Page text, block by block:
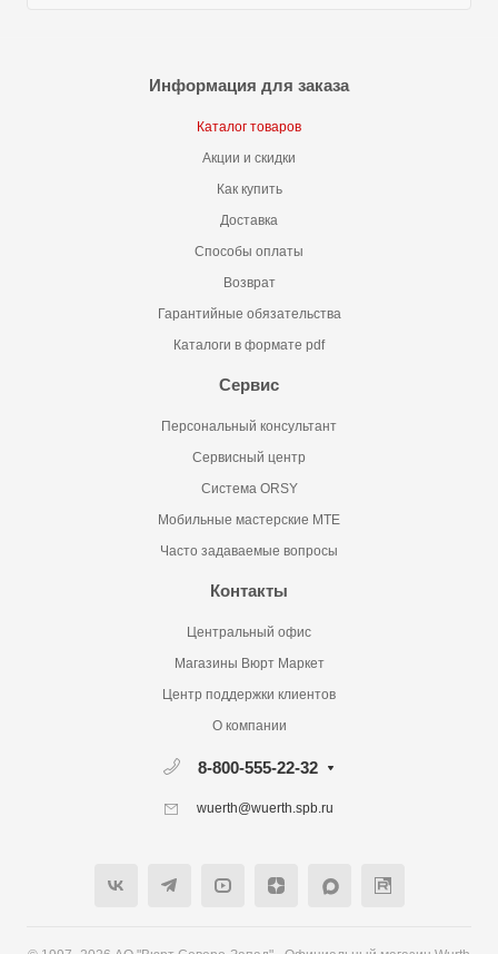
Информация для заказа
Каталог товаров
Акции и скидки
Как купить
Доставка
Способы оплаты
Возврат
Гарантийные обязательства
Каталоги в формате pdf
Сервис
Персональный консультант
Сервисный центр
Система ORSY
Мобильные мастерские MTE
Часто задаваемые вопросы
Контакты
Центральный офис
Магазины Вюрт Маркет
Центр поддержки клиентов
О компании
8-800-555-22-32
wuerth@wuerth.spb.ru